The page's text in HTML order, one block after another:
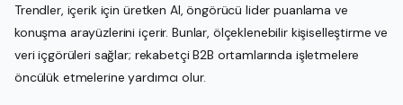
Trendler, içerik için üretken AI, öngörücü lider puanlama ve
konuşma arayüzlerini içerir. Bunlar, ölçeklenebilir kişiselleştirme ve
veri içgörüleri sağlar; rekabetçi B2B ortamlarında işletmelere
öncülük etmelerine yardımcı olur.